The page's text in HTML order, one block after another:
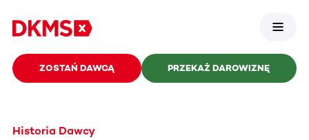
ZOSTAŃ DAWCĄ PRZEKAŻ DAROWIZNĘ
Historia Dawcy